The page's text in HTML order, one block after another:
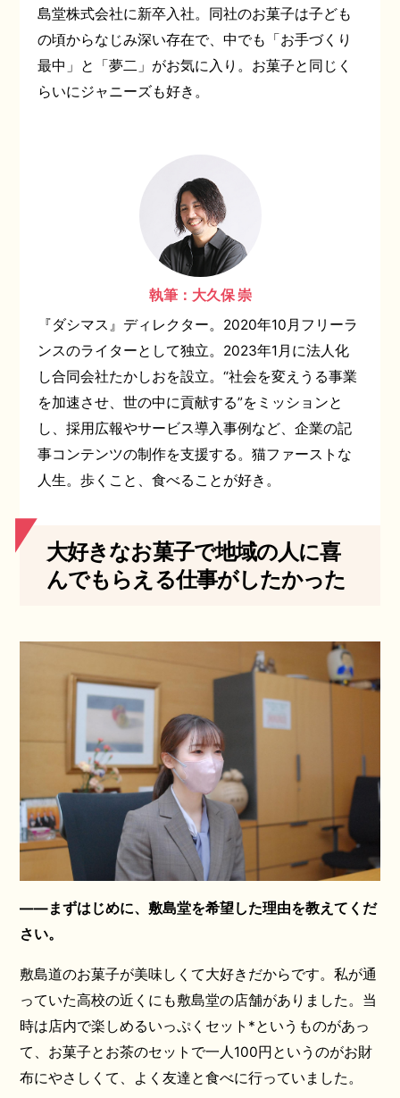
島堂株式会社に新卒入社。同社のお菓子は子ども
の頃からなじみ深い存在で、中でも「お手づくり
最中」と「夢二」がお気に入り。お菓子と同じく
らいにジャニーズも好き。
執筆：大久保 崇
『ダシマス』ディレクター。2020年10月フリーラ
ンスのライターとして独立。2023年1月に法人化
し合同会社たかしおを設立。“社会を変えうる事業
を加速させ、世の中に貢献する”をミッションと
し、採用広報やサービス導入事例など、企業の記
事コンテンツの制作を支援する。猫ファーストな
人生。歩くこと、食べることが好き。
大好きなお菓子で地域の人に喜
んでもらえる仕事がしたかった
——まずはじめに、敷島堂を希望した理由を教えてくだ
さい。
敷島道のお菓子が美味しくて大好きだからです。私が通
っていた高校の近くにも敷島堂の店舗がありました。当
時は店内で楽しめるいっぷくセット*というものがあっ
て、お菓子とお茶のセットで一人100円というのがお財
布にやさしくて、よく友達と食べに行っていました。